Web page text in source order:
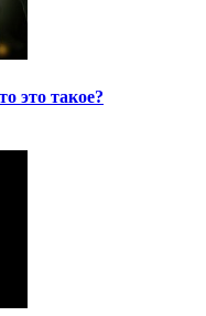
это такое?